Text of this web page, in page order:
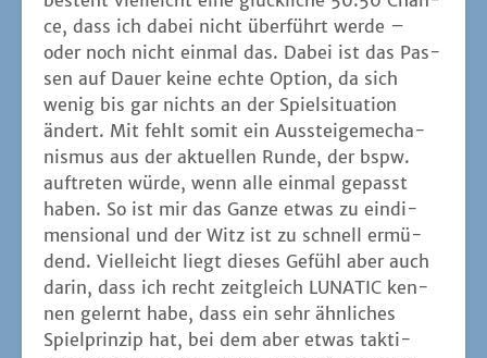
nen gelernt habe, dass ein sehr ähn­li­ches
Spiel­prin­zip hat, bei dem aber etwas tak­ti­
scher agiert wer­den kann. Denn eine sol­che
Ebe­ne fehlt mir bei SPICY. Es kommt ledig­lich
dar­auf an, wel­che Kar­te ich zur wel­chen Zeit
auf der Hand habe. Mit ein wenig Glück passt
das, mit noch mehr Glück wer­de ich nicht beim
Lügen über­führt. Aber mehr mache ich auch
nicht und das ist mir zu wenig. Mir ist
bewusst, dass ich mit die­ser Mei­nung eher
allei­ne bin, da vie­le ande­re das Spiel mögen.
Aber manch­mal trifft ein Spiel nicht den rich­t
i­gen Nerv.